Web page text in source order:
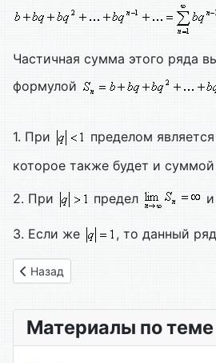
Частичная сумма этого ряда
формулой
1. При пределом
которое также будет и
2. При предел
3. Если же , то данный
Предыдущий: Глава 90. Системы
Назад
Материалы по теме